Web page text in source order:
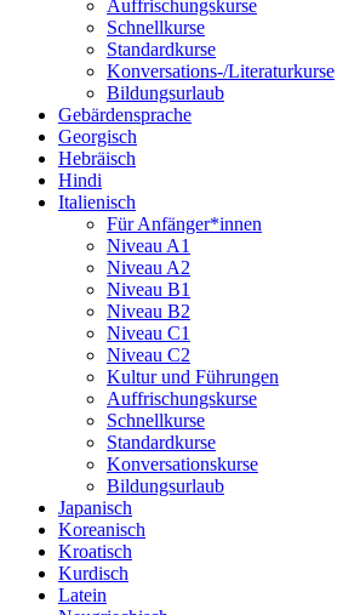
Auffrischungskurse
Schnellkurse
Standardkurse
Konversations-/Literaturkurse
Bildungsurlaub
Gebärdensprache
Georgisch
Hebräisch
Hindi
Italienisch
Für Anfänger*innen
Niveau A1
Niveau A2
Niveau B1
Niveau B2
Niveau C1
Niveau C2
Kultur und Führungen
Auffrischungskurse
Schnellkurse
Standardkurse
Konversationskurse
Bildungsurlaub
Japanisch
Koreanisch
Kroatisch
Kurdisch
Latein